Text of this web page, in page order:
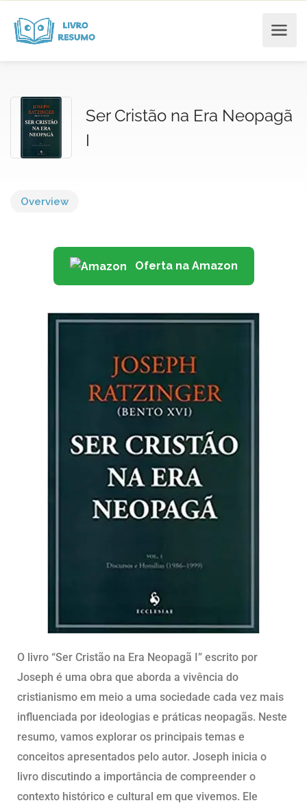
Ser Cristão na Era Neopagã
I
Overview
Oferta na Amazon
O livro “Ser Cristão na Era Neopagã I” escrito por
Joseph é uma obra que aborda a vivência do
cristianismo em meio a uma sociedade cada vez mais
influenciada por ideologias e práticas neopagãs. Neste
resumo, vamos explorar os principais temas e
conceitos apresentados pelo autor. Joseph inicia o
livro discutindo a importância de compreender o
contexto histórico e cultural em que vivemos. Ele